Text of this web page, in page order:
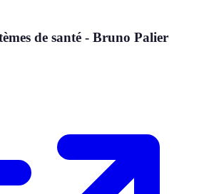
de santé - Bruno Palier